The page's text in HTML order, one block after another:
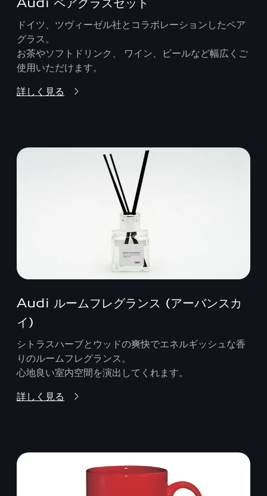
ドイツ、ツヴィーゼル社とコラボレーションしたペア
グラス。
お茶やソフトドリンク、 ワイン、ビールなど幅広くご
使用いただけます。
詳しく見る
Audi ルームフレグランス (アーバンスカ
イ)
シトラスハーブとウッドの爽快でエネルギッシュな香
りのルームフレグランス。
心地良い室内空間を演出してくれます。
詳しく見る